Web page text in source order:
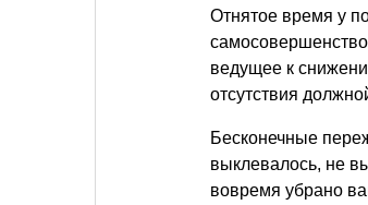
Отнятое время у
ведущее к
отсутствия
Бесконечные
выклевалось, не
вовремя убрано